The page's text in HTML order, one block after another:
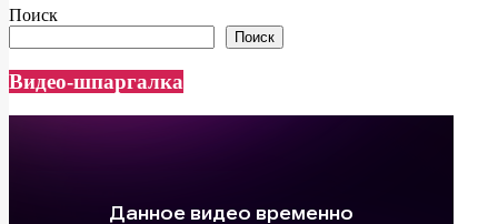
Поиск
Поиск
Видео-шпаргалка